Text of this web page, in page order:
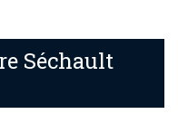
Séchault